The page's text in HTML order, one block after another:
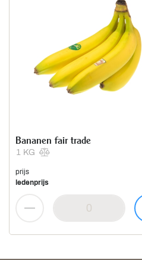
1 KG
Bananen fair trade
prijs
ledenprijs